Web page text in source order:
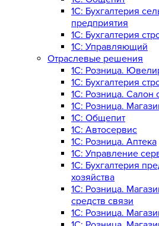
1С: Бухгалтерия
предприятия
1С: Бухгалтерия
1С: Управляющий
Отраслевые решения
1С: Розница.
1С: Бухгалтерия
1С: Розница. Салон
1С: Розница.
1C: Общепит
1С: Автосервис
1С: Розница. Аптека
1С: Управление
1С: Бухгалтерия
хозяйства
1С: Розница.
средств связи
1С: Розница.